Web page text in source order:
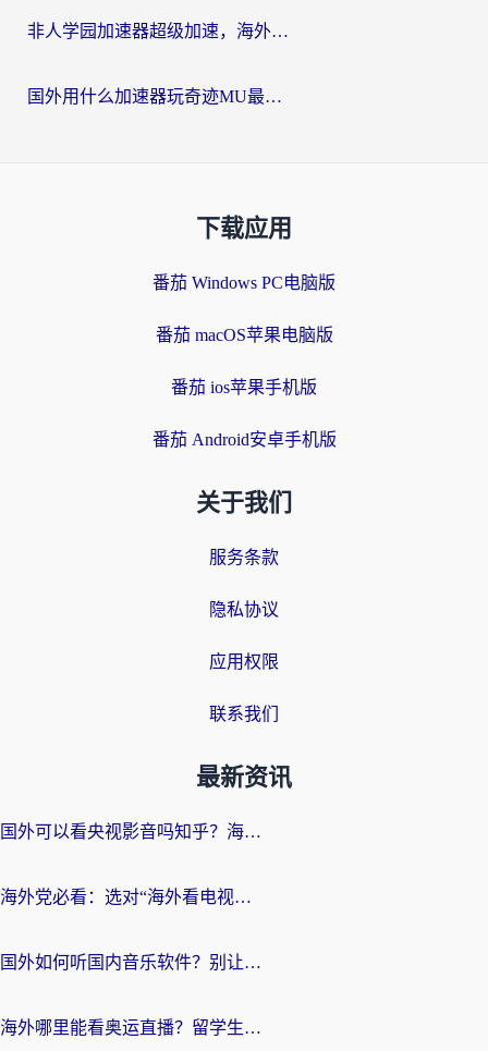
非人学园加速器超级加速，海外玩家重返国服的通行证
国外用什么加速器玩奇迹MU最好？2026海外玩家国服游戏加速全攻略
下载应用
番茄 Windows PC电脑版
番茄 macOS苹果电脑版
番茄 ios苹果手机版
番茄 Android安卓手机版
关于我们
服务条款
隐私协议
应用权限
联系我们
最新资讯
国外可以看央视影音吗知乎？海外党亲测有效的回国加速方案
海外党必看：选对“海外看电视剧软件”，再也不用愁国内剧刷不了
国外如何听国内音乐软件？别让地域限制，断了你的中文歌单
海外哪里能看奥运直播？留学生&海外华人必看的体育赛事观赛终极指南